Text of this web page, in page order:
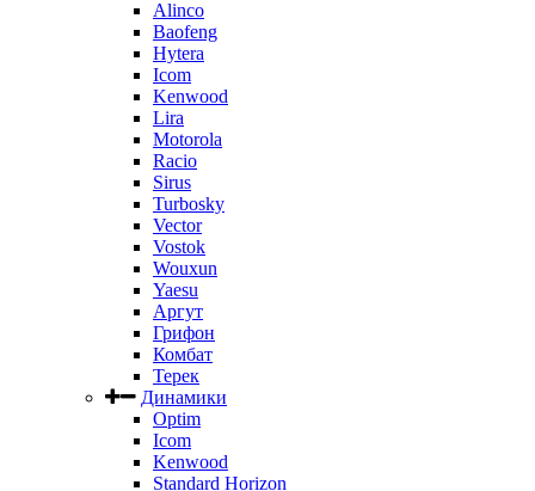
Alinco
Baofeng
Hytera
Icom
Kenwood
Lira
Motorola
Racio
Sirus
Turbosky
Vector
Vostok
Wouxun
Yaesu
Аргут
Грифон
Комбат
Терек
Динамики
Optim
Icom
Kenwood
Standard Horizon